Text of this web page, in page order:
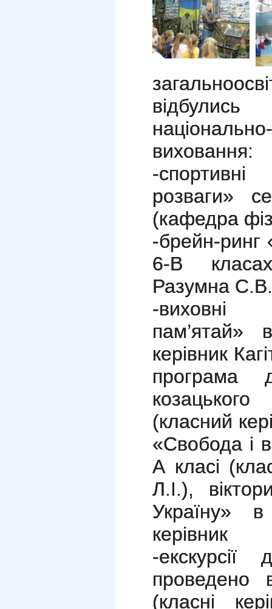
виховання:
-
розваги»
(кафедра
-брейн-ринг
6-В
Разумна
-виховні
пам’ятай»
керівник
програма
(класний
«Свобода і
А класі
Л.І.),
Україну»
керівник
-
(класні